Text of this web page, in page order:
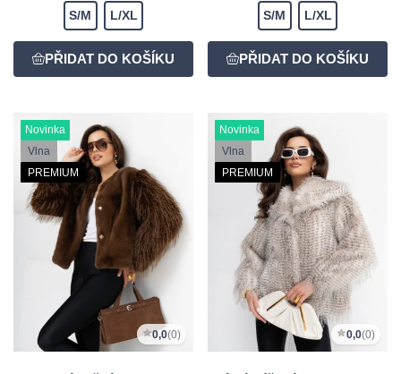
S/M L/XL S/M L/XL
Novinka
Vlna
PREMIUM
0,0(0)
Novinka
Vlna
PREMIUM
0,0(0)